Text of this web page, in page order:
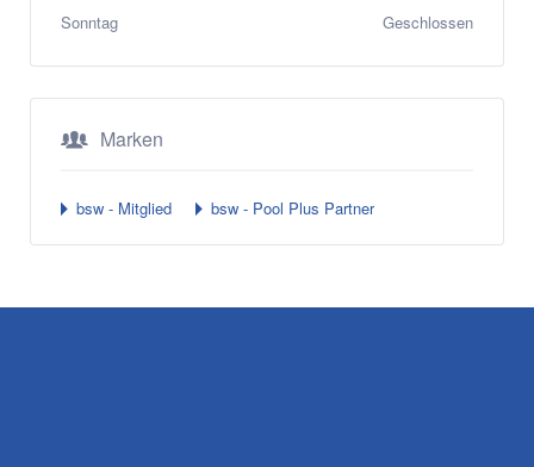
Sonntag
Geschlossen
Marken
bsw - Mitglied bsw - Pool Plus Partner